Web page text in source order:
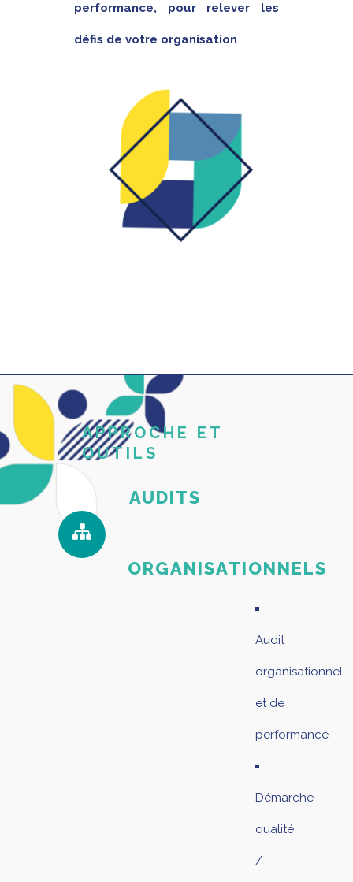
performance, pour relever les
défis de votre organisation.
APPROCHE ET
OUTILS
AUDITS
ORGANISATIONNELS
Audit
organisationnel
et de
performance
Démarche
qualité
/